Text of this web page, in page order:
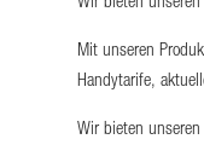
Mit unseren
Handytarife,
Wir bieten